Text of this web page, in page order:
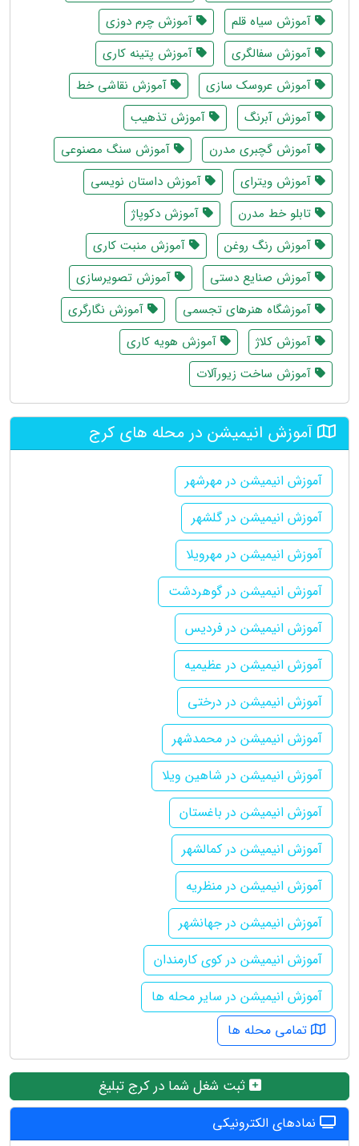
آموزش سیاه قلم
آموزش چرم دوزی
آموزش سفالگری
آموزش پتینه کاری
آموزش عروسک سازی
آموزش نقاشی خط
آموزش آبرنگ
آموزش تذهیب
آموزش گچبری مدرن
آموزش سنگ مصنوعی
آموزش ویترای
آموزش داستان نویسی
تابلو خط مدرن
آموزش دکوپاژ
آموزش رنگ روغن
آموزش منبت کاری
آموزش صنایع دستی
آموزش تصویرسازی
آموزشگاه هنرهای تجسمی
آموزش نگارگری
آموزش کلاژ
آموزش هویه کاری
آموزش ساخت زیورآلات
آموزش انیمیشن در محله های کرج
آموزش انیمیشن در مهرشهر
آموزش انیمیشن در گلشهر
آموزش انیمیشن در مهرویلا
آموزش انیمیشن در گوهردشت
آموزش انیمیشن در فردیس
آموزش انیمیشن در عظیمیه
آموزش انیمیشن در درختی
آموزش انیمیشن در محمدشهر
آموزش انیمیشن در شاهین ویلا
آموزش انیمیشن در باغستان
آموزش انیمیشن در کمالشهر
آموزش انیمیشن در منظریه
آموزش انیمیشن در جهانشهر
آموزش انیمیشن در کوی کارمندان
آموزش انیمیشن در سایر محله ها
تمامی محله ها
ثبت شغل شما در کرج تبلیغ
نمادهای الکترونیکی